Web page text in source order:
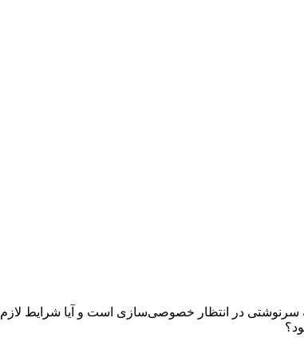
در انتظار خصوصی‌سازی است و آیا شرایط لازم